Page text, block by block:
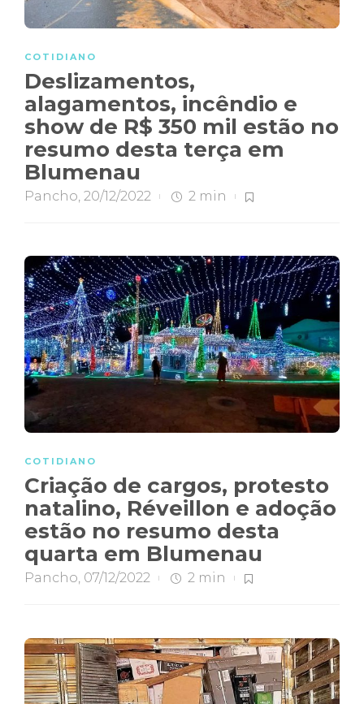
COTIDIANO
Deslizamentos,
alagamentos, incêndio e
show de R$ 350 mil estão no
resumo desta terça em
Blumenau
Pancho, 20/12/2022 2 min
COTIDIANO
Criação de cargos, protesto
natalino, Réveillon e adoção
estão no resumo desta
quarta em Blumenau
Pancho, 07/12/2022 2 min